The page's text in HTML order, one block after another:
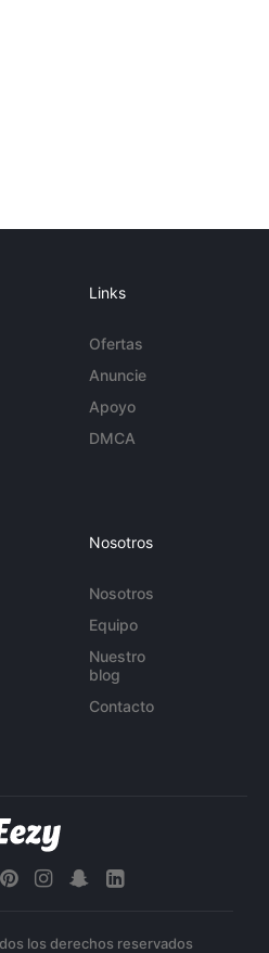
Links
Ofertas
Anuncie
Apoyo
DMCA
Nosotros
Nosotros
Equipo
Nuestro
blog
Contacto
los derechos reservados